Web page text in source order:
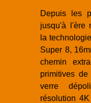
Depuis les
jusqu'à l'ère
la
Super 8,
chemin
primitives
verre
résolution